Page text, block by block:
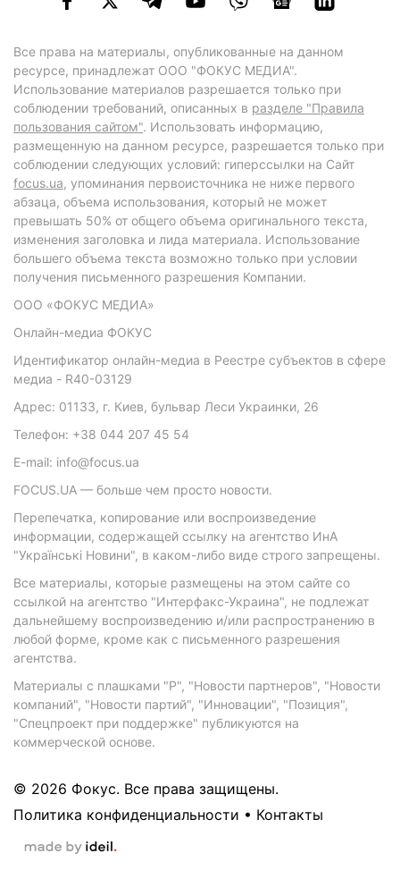
Все права на материалы, опубликованные на данном
ресурсе, принадлежат ООО "ФОКУС МЕДИА".
Использование материалов разрешается только при
соблюдении требований, описанных в разделе "Правила
пользования сайтом". Использовать информацию,
размещенную на данном ресурсе, разрешается только при
соблюдении следующих условий: гиперссылки на Сайт
focus.ua, упоминания первоисточника не ниже первого
абзаца, объема использования, который не может
превышать 50% от общего объема оригинального текста,
изменения заголовка и лида материала. Использование
большего объема текста возможно только при условии
получения письменного разрешения Компании.
ООО «ФОКУС МЕДИА»
Онлайн-медиа ФОКУС
Идентификатор онлайн-медиа в Реестре субъектов в сфере
медиа - R40-03129
Адрес: 01133, г. Киев, бульвар Леси Украинки, 26
Телефон: +38 044 207 45 54
E-mail: info@focus.ua
FOCUS.UA — больше чем просто новости.
Перепечатка, копирование или воспроизведение
информации, содержащей ссылку на агентство ИнА
"Українські Новини", в каком-либо виде строго запрещены.
Все материалы, которые размещены на этом сайте со
ссылкой на агентство "Интерфакс-Украина", не подлежат
дальнейшему воспроизведению и/или распространению в
любой форме, кроме как с письменного разрешения
агентства.
Материалы с плашками "Р", "Новости партнеров", "Новости
компаний", "Новости партий", "Инновации", "Позиция",
"Спецпроект при поддержке" публикуются на
коммерческой основе.
© 2026 Фокус. Все права защищены.
Политика конфиденциальности • Контакты